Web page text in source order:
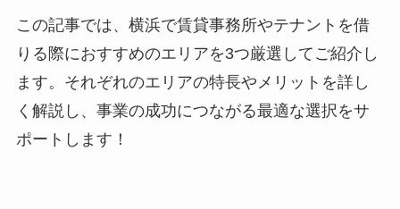
この記事では、横浜で賃貸事務所やテナントを借
りる際におすすめのエリアを3つ厳選してご紹介し
ます。それぞれのエリアの特長やメリットを詳し
く解説し、事業の成功につながる最適な選択をサ
ポートします！